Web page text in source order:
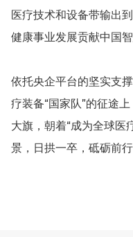
医疗技术和设备带输出
健康事业发展贡献中国
依托央企平台的坚实支
疗装备“国家队”的征途
大旗，朝着“成为全球医
景，日拱一卒，砥砺前行